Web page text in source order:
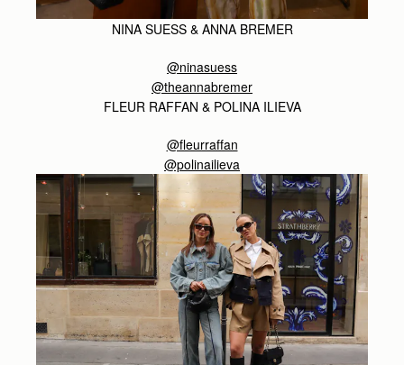
NINA SUESS & ANNA BREMER
@ninasuess
@theannabremer
FLEUR RAFFAN & POLINA ILIEVA
@fleurraffan
@polinailieva